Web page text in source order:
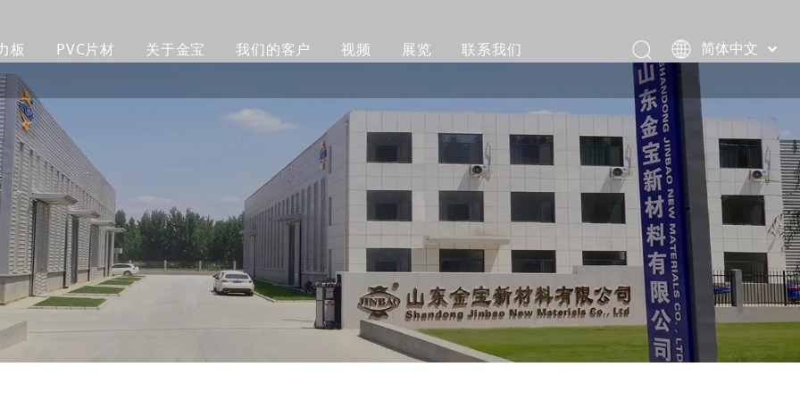
板
造亚克力板
明亚克力板
色亚克力板
出亚克力板
砂亚克力板
面亚克力板
案亚克力板
厚亚克力板
PVC片材
PVC挤塑发泡板
PVC自由发泡板
木塑墙板
紫外线墙板
关于金宝
认证证书
公司新闻
我们的客户 视频
包装和装载视频
企业活动
展览 联系我们 简体中文
Português
العربية
English